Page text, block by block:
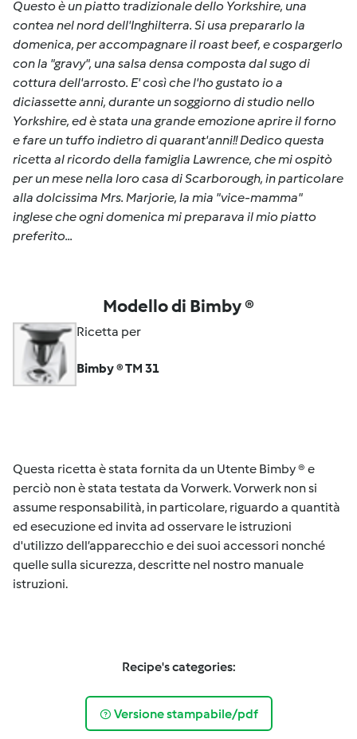
Questo è un piatto tradizionale dello Yorkshire, una
contea nel nord dell'Inghilterra. Si usa prepararlo la
domenica, per accompagnare il roast beef, e cospargerlo
con la "gravy", una salsa densa composta dal sugo di
cottura dell'arrosto. E' così che l'ho gustato io a
diciassette anni, durante un soggiorno di studio nello
Yorkshire, ed è stata una grande emozione aprire il forno
e fare un tuffo indietro di quarant'anni!! Dedico questa
ricetta al ricordo della famiglia Lawrence, che mi ospitò
per un mese nella loro casa di Scarborough, in particolare
alla dolcissima Mrs. Marjorie, la mia "vice-mamma"
inglese che ogni domenica mi preparava il mio piatto
preferito...
Modello di Bimby ®
Ricetta per
Bimby ® TM 31
Questa ricetta è stata fornita da un Utente Bimby ® e
perciò non è stata testata da Vorwerk. Vorwerk non si
assume responsabilità, in particolare, riguardo a quantità
ed esecuzione ed invita ad osservare le istruzioni
d'utilizzo dell’apparecchio e dei suoi accessori nonché
quelle sulla sicurezza, descritte nel nostro manuale
istruzioni.
Recipe's categories:
Versione stampabile/pdf